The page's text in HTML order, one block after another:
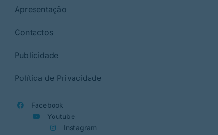
Apresentação
Contactos
Publicidade
Política de Privacidade
Facebook
Youtube
Instagram